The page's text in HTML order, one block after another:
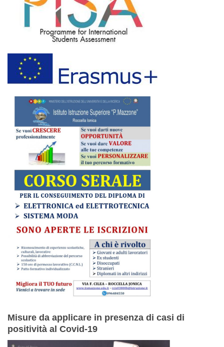
Misure da applicare in presenza di casi di
positività al Covid-19